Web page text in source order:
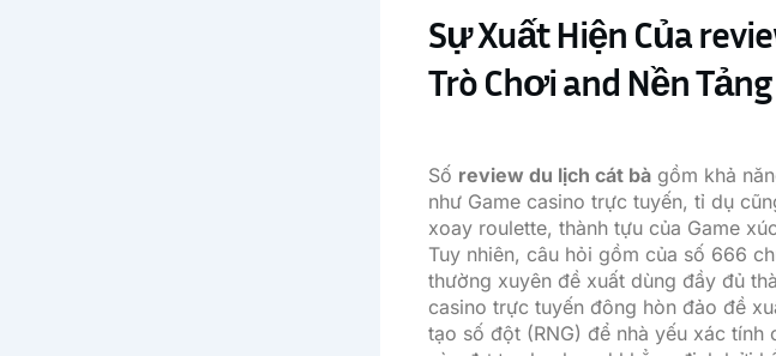
Sự Xuất Hiện Của
Trò Chơi and Nền Tảng
Số review du lịch cát bà gồm khả
như Game casino trực tuyến, tỉ dụ
xoay roulette, thành tựu của Game
Tuy nhiên, câu hỏi gồm của số 666
thường xuyên đề xuất dùng đầy đủ
casino trực tuyến đông hòn đảo đề
tạo số đột (RNG) để nhà yếu xác